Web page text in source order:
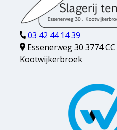
03 42 44 14 39
Essenerweg 30 3774 CC
Kootwijkerbroek